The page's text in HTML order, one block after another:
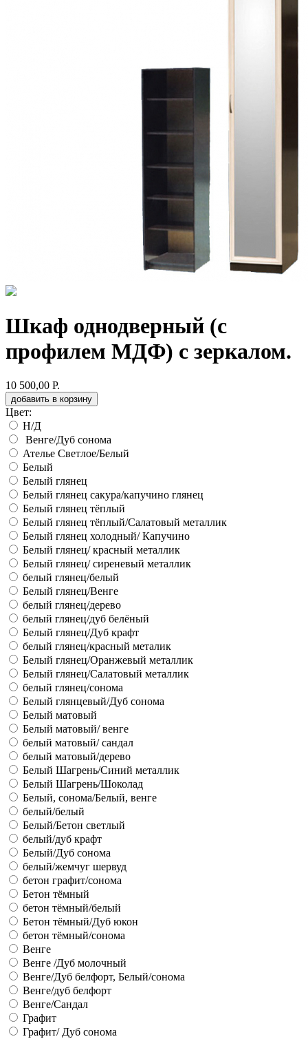
Шкаф однодверный (с
профилем МДФ) с зеркалом.
10 500,00 Р.
добавить в корзину
Цвет:
Н/Д
Венге/Дуб сонома
Ателье Светлое/Белый
Белый
Белый глянец
Белый глянец сакура/капучино глянец
Белый глянец тёплый
Белый глянец тёплый/Салатовый металлик
Белый глянец холодный/ Капучино
Белый глянец/ красный металлик
Белый глянец/ сиреневый металлик
белый глянец/белый
Белый глянец/Венге
белый глянец/дерево
белый глянец/дуб белёный
Белый глянец/Дуб крафт
белый глянец/красный металик
Белый глянец/Оранжевый металлик
Белый глянец/Салатовый металлик
белый глянец/сонома
Белый глянцевый/Дуб сонома
Белый матовый
Белый матовый/ венге
белый матовый/ сандал
белый матовый/дерево
Белый Шагрень/Синий металлик
Белый Шагрень/Шоколад
Белый, сонома/Белый, венге
белый/белый
Белый/Бетон светлый
белый/дуб крафт
Белый/Дуб сонома
белый/жемчуг шервуд
бетон графит/сонома
Бетон тёмный
бетон тёмный/белый
Бетон тёмный/Дуб юкон
бетон тёмный/сонома
Венге
Венге /Дуб молочный
Венге/Дуб белфорт, Белый/сонома
Венге/дуб белфорт
Венге/Сандал
Графит
Графит/ Дуб сонома